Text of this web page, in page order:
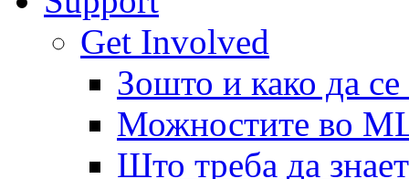
Get Involved
Зошто и како да
Можностите во
Што треба да